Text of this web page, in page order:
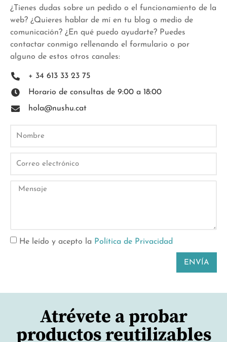
¿Tienes dudas sobre un pedido o el funcionamiento de la
web? ¿Quieres hablar de mí en tu blog o medio de
comunicación? ¿En qué puedo ayudarte? Puedes
contactar conmigo rellenando el formulario o por
alguno de estos otros canales:
+ 34 613 33 23 75
Horario de consultas de 9:00 a 18:00
hola@nushu.cat
He leído y acepto la Política de Privacidad
ENVÍA
Atrévete a probar
productos reutilizables